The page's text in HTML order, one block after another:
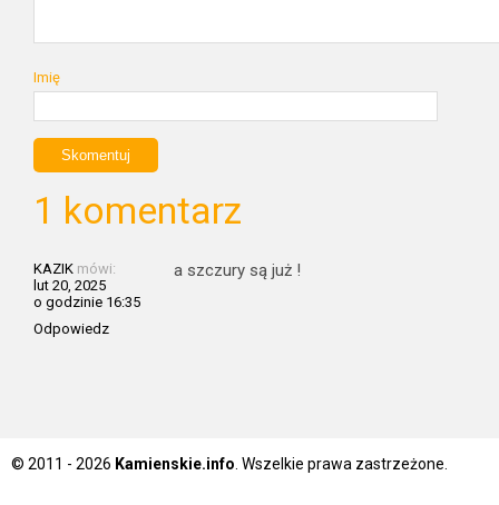
Imię
1 komentarz
KAZIK mówi:
lut 20, 2025
o godzinie 16:35
Odpowiedz
a szczury są już !
© 2011 - 2026 Kamienskie.info . Wszelkie prawa zastrzeżone.